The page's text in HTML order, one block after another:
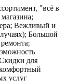
"всё в
Вежливый и
Большой
для
услуг